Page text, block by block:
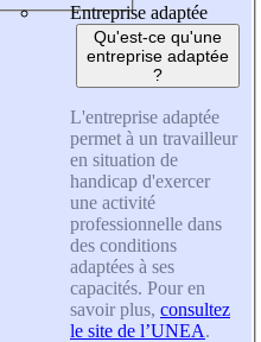
Entreprise adaptée
Qu'est-ce qu'une
entreprise adaptée
?
L'entreprise adaptée
permet à un travailleur
en situation de
handicap d'exercer
une activité
professionnelle dans
des conditions
adaptées à ses
capacités. Pour en
savoir plus, consultez
le site de l’UNEA.